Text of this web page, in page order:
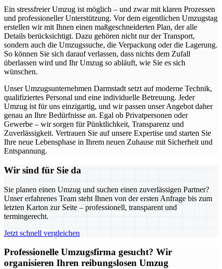
Ein stressfreier Umzug ist möglich – und zwar mit klaren Prozessen
und professioneller Unterstützung. Vor dem eigentlichen Umzugstag
erstellen wir mit Ihnen einen maßgeschneiderten Plan, der alle
Details berücksichtigt. Dazu gehören nicht nur der Transport,
sondern auch die Umzugssuche, die Verpackung oder die Lagerung.
So können Sie sich darauf verlassen, dass nichts dem Zufall
überlassen wird und Ihr Umzug so abläuft, wie Sie es sich
wünschen.
Unser Umzugsunternehmen Darmstadt setzt auf moderne Technik,
qualifiziertes Personal und eine individuelle Betreuung. Jeder
Umzug ist für uns einzigartig, und wir passen unser Angebot daher
genau an Ihre Bedürfnisse an. Egal ob Privatpersonen oder
Gewerbe – wir sorgen für Pünktlichkeit, Transparenz und
Zuverlässigkeit. Vertrauen Sie auf unsere Expertise und starten Sie
Ihre neue Lebensphase in Ihrem neuen Zuhause mit Sicherheit und
Entspannung.
Wir sind für Sie da
Sie planen einen Umzug und suchen einen zuverlässigen Partner?
Unser erfahrenes Team steht Ihnen von der ersten Anfrage bis zum
letzten Karton zur Seite – professionell, transparent und
termingerecht.
Jetzt schnell vergleichen
Professionelle Umzugsfirma gesucht? Wir
organisieren Ihren reibungslosen Umzug